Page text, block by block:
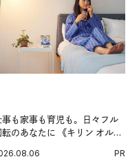
事も家事も育児も。日々フル
転のあなたに 《キリン オルニ
PR